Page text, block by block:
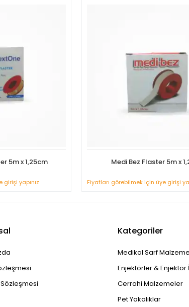
5m x 1,25cm
yapınız
Medi Bez Flaster 5m x
Fiyatları görebilmek için üye girişi
Sözleşmesi
Kategoriler
Medikal Sarf
Enjektörler & Enjektör
Cerrahi Malzemeler
Pet Yakalıklar